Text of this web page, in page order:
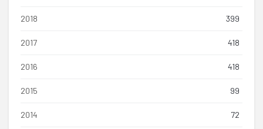
2018 399
2017 418
2016 418
2015 99
2014 72